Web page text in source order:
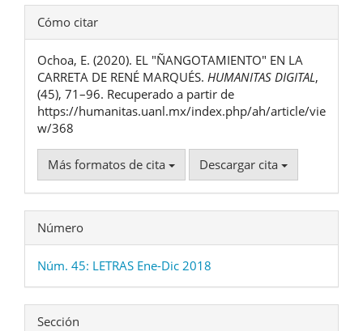
Detalles
del
artículo
Cómo citar
Ochoa, E. (2020). EL "ÑANGOTAMIENTO" EN LA
CARRETA DE RENÉ MARQUÉS. HUMANITAS DIGITAL,
(45), 71–96. Recuperado a partir de
https://humanitas.uanl.mx/index.php/ah/article/vie
w/368
Más formatos de cita Descargar cita
Número
Núm. 45: LETRAS Ene-Dic 2018
Sección